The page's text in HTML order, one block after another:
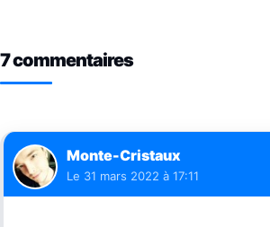
7 commentaires
Monte-Cristaux
Le 31 mars 2022 à 17:11